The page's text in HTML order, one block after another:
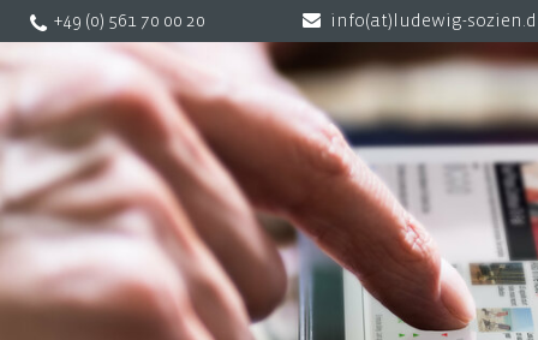
+49 (0) 561 70 00 20 info(at)ludewig-